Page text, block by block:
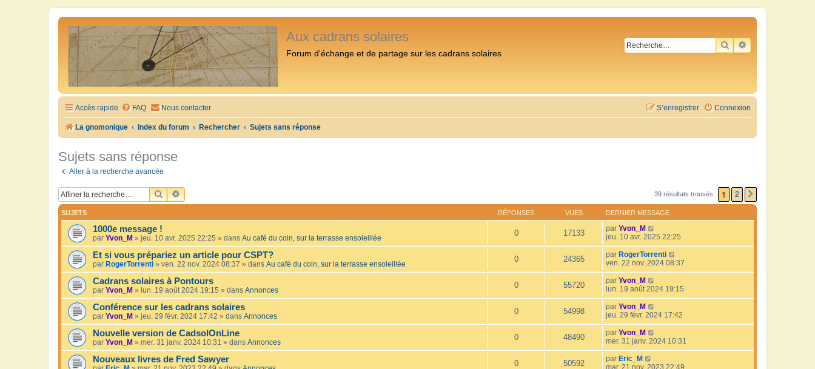
Aux cadrans solaires
Forum d'échange et de partage sur les cadrans solaires
RECHERCHER
RECHERCHE
Accès rapide FAQ Nous contacter Connexion
S’enregistrer
La gnomonique Index du forum Rechercher Sujets sans réponse
Sujets sans réponse
Aller à la recherche avancée
RECHERCHER
RECHERCHE AVANCÉE 39 résultats trouvés 1 2
SUJETS RÉPONSES VUES DERNIER MESSAGE
1000e message !
par Yvon_M » jeu. 10 avr. 2025 22:25 » dans Au café du coin, sur la terrasse ensoleillée
0 17133 par Yvon_M
jeu. 10 avr. 2025 22:25
Et si vous prépariez un article pour CSPT?
par RogerTorrenti » ven. 22 nov. 2024 08:37 » dans Au café du coin, sur la terrasse ensoleillée
0 24365 par RogerTorrenti
ven. 22 nov. 2024 08:37
Cadrans solaires à Pontours
par Yvon_M » lun. 19 août 2024 19:15 » dans Annonces
0 55720 par Yvon_M
lun. 19 août 2024 19:15
Conférence sur les cadrans solaires
par Yvon_M » jeu. 29 févr. 2024 17:42 » dans Annonces
0 54998 par Yvon_M
jeu. 29 févr. 2024 17:42
Nouvelle version de CadsolOnLine
par Yvon_M » mer. 31 janv. 2024 10:31 » dans Annonces
0 48490 par Yvon_M
mer. 31 janv. 2024 10:31
Nouveaux livres de Fred Sawyer 0 50592 par Eric_M
mar. 21 nov. 2023 22:49